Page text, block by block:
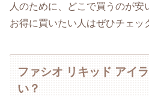
人のために、どこで買うのが安
お得に買いたい人はぜひチェッ
ファシオ リキッド アイ
い？